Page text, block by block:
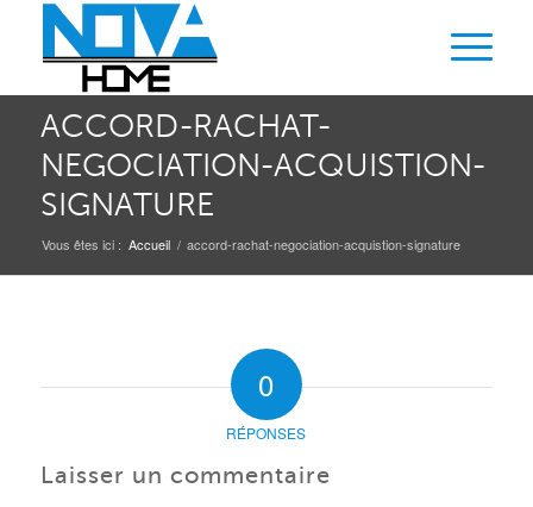
ACCORD-RACHAT-
NEGOCIATION-ACQUISTION-
SIGNATURE
Vous êtes ici : Accueil / accord-rachat-negociation-acquistion-signature
0
RÉPONSES
Laisser un commentaire